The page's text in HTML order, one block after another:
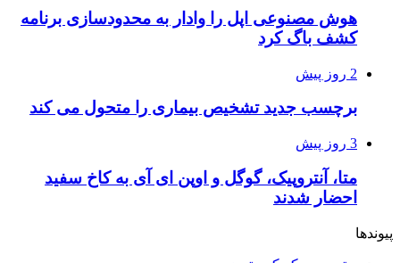
هوش مصنوعی اپل را وادار به محدودسازی برنامه
کشف باگ کرد
2 روز پیش
برچسب جدید تشخیص بیماری را متحول می کند
3 روز پیش
متا، آنتروپیک، گوگل و اوپن ای آی به کاخ سفید
احضار شدند
پیوندها